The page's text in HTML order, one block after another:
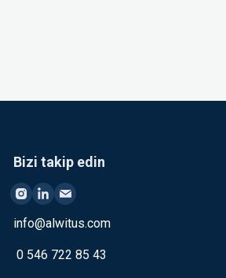
Bizi takip edin
info@alwitus.com
0 546 722 85 43